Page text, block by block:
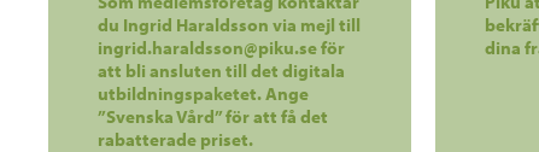
du Ingrid Haraldsson via mejl till
ingrid.haraldsson@piku.se för
att bli ansluten till det digitala
utbildningspaketet. Ange
”Svenska Vård” för att få det
rabatterade priset.
dina